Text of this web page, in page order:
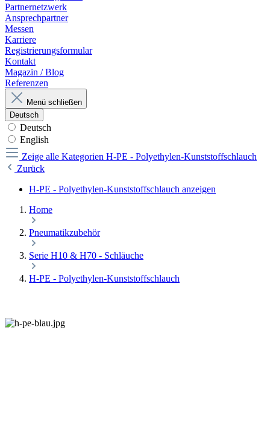
Partnernetzwerk
Ansprechpartner
Messen
Karriere
Registrierungsformular
Kontakt
Magazin / Blog
Referenzen
Menü schließen
Deutsch
Deutsch
English
Zeige alle Kategorien H-PE - Polyethylen-Kunststoffschlauch
Zurück
H-PE - Polyethylen-Kunststoffschlauch anzeigen
Home
Pneumatikzubehör
Serie H10 & H70 - Schläuche
H-PE - Polyethylen-Kunststoffschlauch